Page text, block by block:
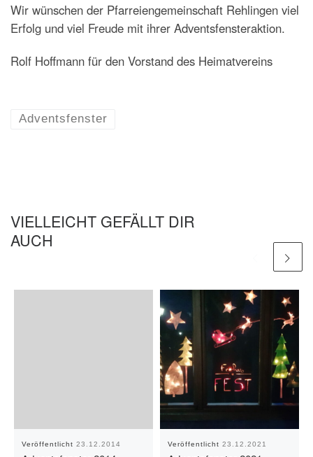
Wir wünschen der Pfarreiengemeinschaft Rehlingen viel
Erfolg und viel Freude mit ihrer Adventsfensteraktion.
Rolf Hoffmann für den Vorstand des Heimatvereins
Adventsfenster
VIELLEICHT GEFÄLLT DIR
AUCH
Veröffentlicht 23.12.2014 Veröffentlicht 23.12.2021